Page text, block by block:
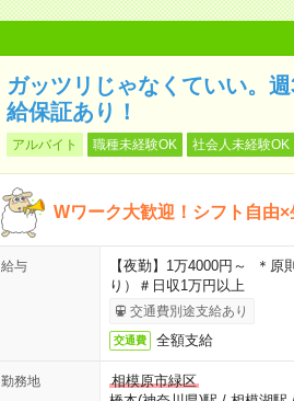
ガッツリじゃなくていい。
給保証あり！
アルバイト 職種未経験OK 社会人未経験OK
Wワーク大歓迎！シフト自由
給与
【夜勤】1万4000円～ ＊原
り）＃日収1万円以上
交通費別途支給あり
交通費 全額支給
勤務地
相模原市緑区